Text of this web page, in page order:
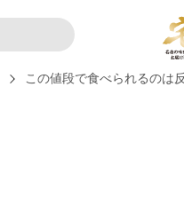
この値段で食べられるのは